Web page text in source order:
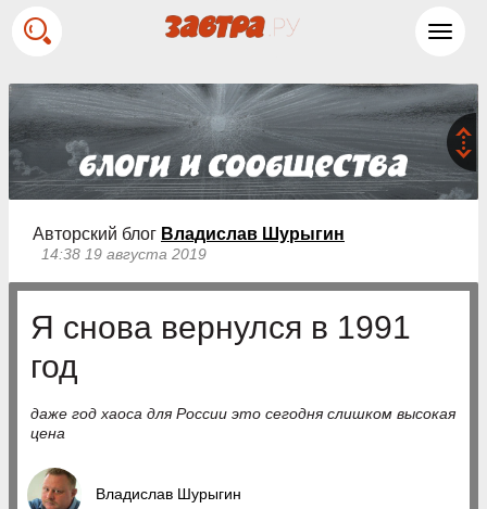
Авторский блог Владислав Шурыгин
14:38 19 августа 2019
Я снова вернулся в 1991
год
даже год хаоса для России это сегодня слишком высокая
цена
Владислав Шурыгин